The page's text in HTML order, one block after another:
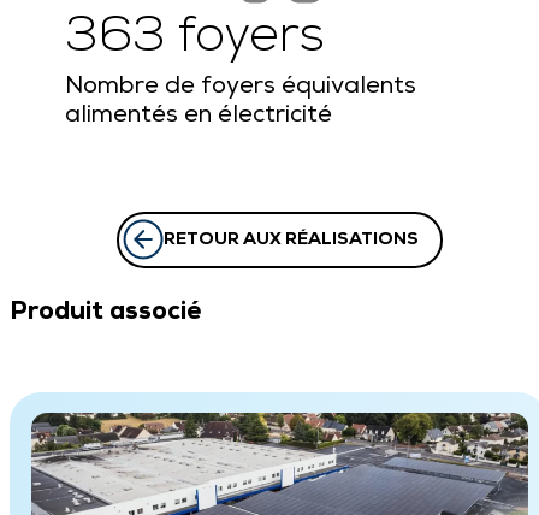
363 foyers
Nombre de foyers équivalents
alimentés en électricité
RETOUR AUX RÉALISATIONS
Produit associé